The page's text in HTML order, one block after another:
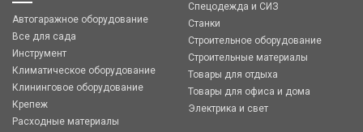
Автогаражное оборудование
Все для сада
Инструмент
Климатическое оборудование
Клининговое оборудование
Крепеж
Расходные материалы
Спецодежда и СИЗ
Станки
Строительное оборудование
Строительные материалы
Товары для отдыха
Товары для офиса и дома
Электрика и свет